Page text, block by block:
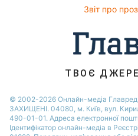
Звіт про
ТВОЄ
© 2002-2026 Онлайн-медіа Главред
ЗАХИЩЕНІ. 04080, м. Київ, вул.
490-01-01. Адреса електронної
Ідентифікатор онлайн-медіа в